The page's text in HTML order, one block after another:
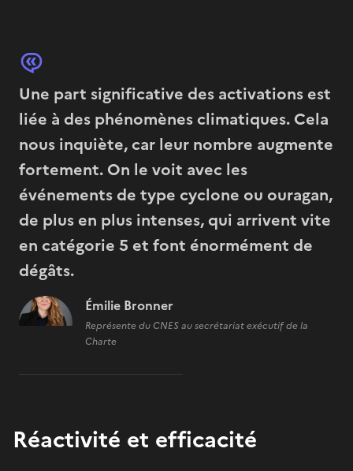
Une part significative des activations est
liée à des phénomènes climatiques. Cela
nous inquiète, car leur nombre augmente
fortement. On le voit avec les
événements de type cyclone ou ouragan,
de plus en plus intenses, qui arrivent vite
en catégorie 5 et font énormément de
dégâts.
Émilie Bronner
Représente du CNES au secrétariat exécutif de la
Charte
Réactivité et efficacité